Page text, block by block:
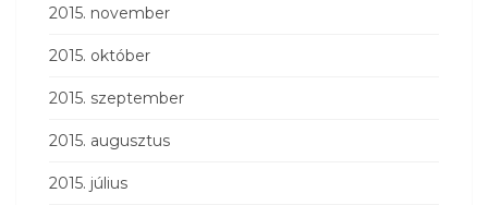
2015. november
2015. október
2015. szeptember
2015. augusztus
2015. július